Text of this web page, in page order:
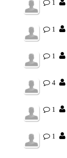
1
1
1
4
1
1